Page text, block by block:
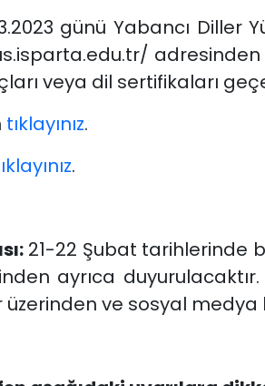
günü Yabancı Diller
adresinden
veya dil sertifikaları
tıklayınız.
.
21-22 Şubat tarihlerinde
ayrıca
ve sosyal medya